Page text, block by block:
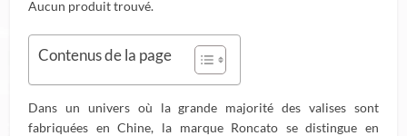
Aucun produit trouvé.
Contenus de la page
Dans un univers où la grande majorité des valises sont
fabriquées en Chine, la marque Roncato se distingue en